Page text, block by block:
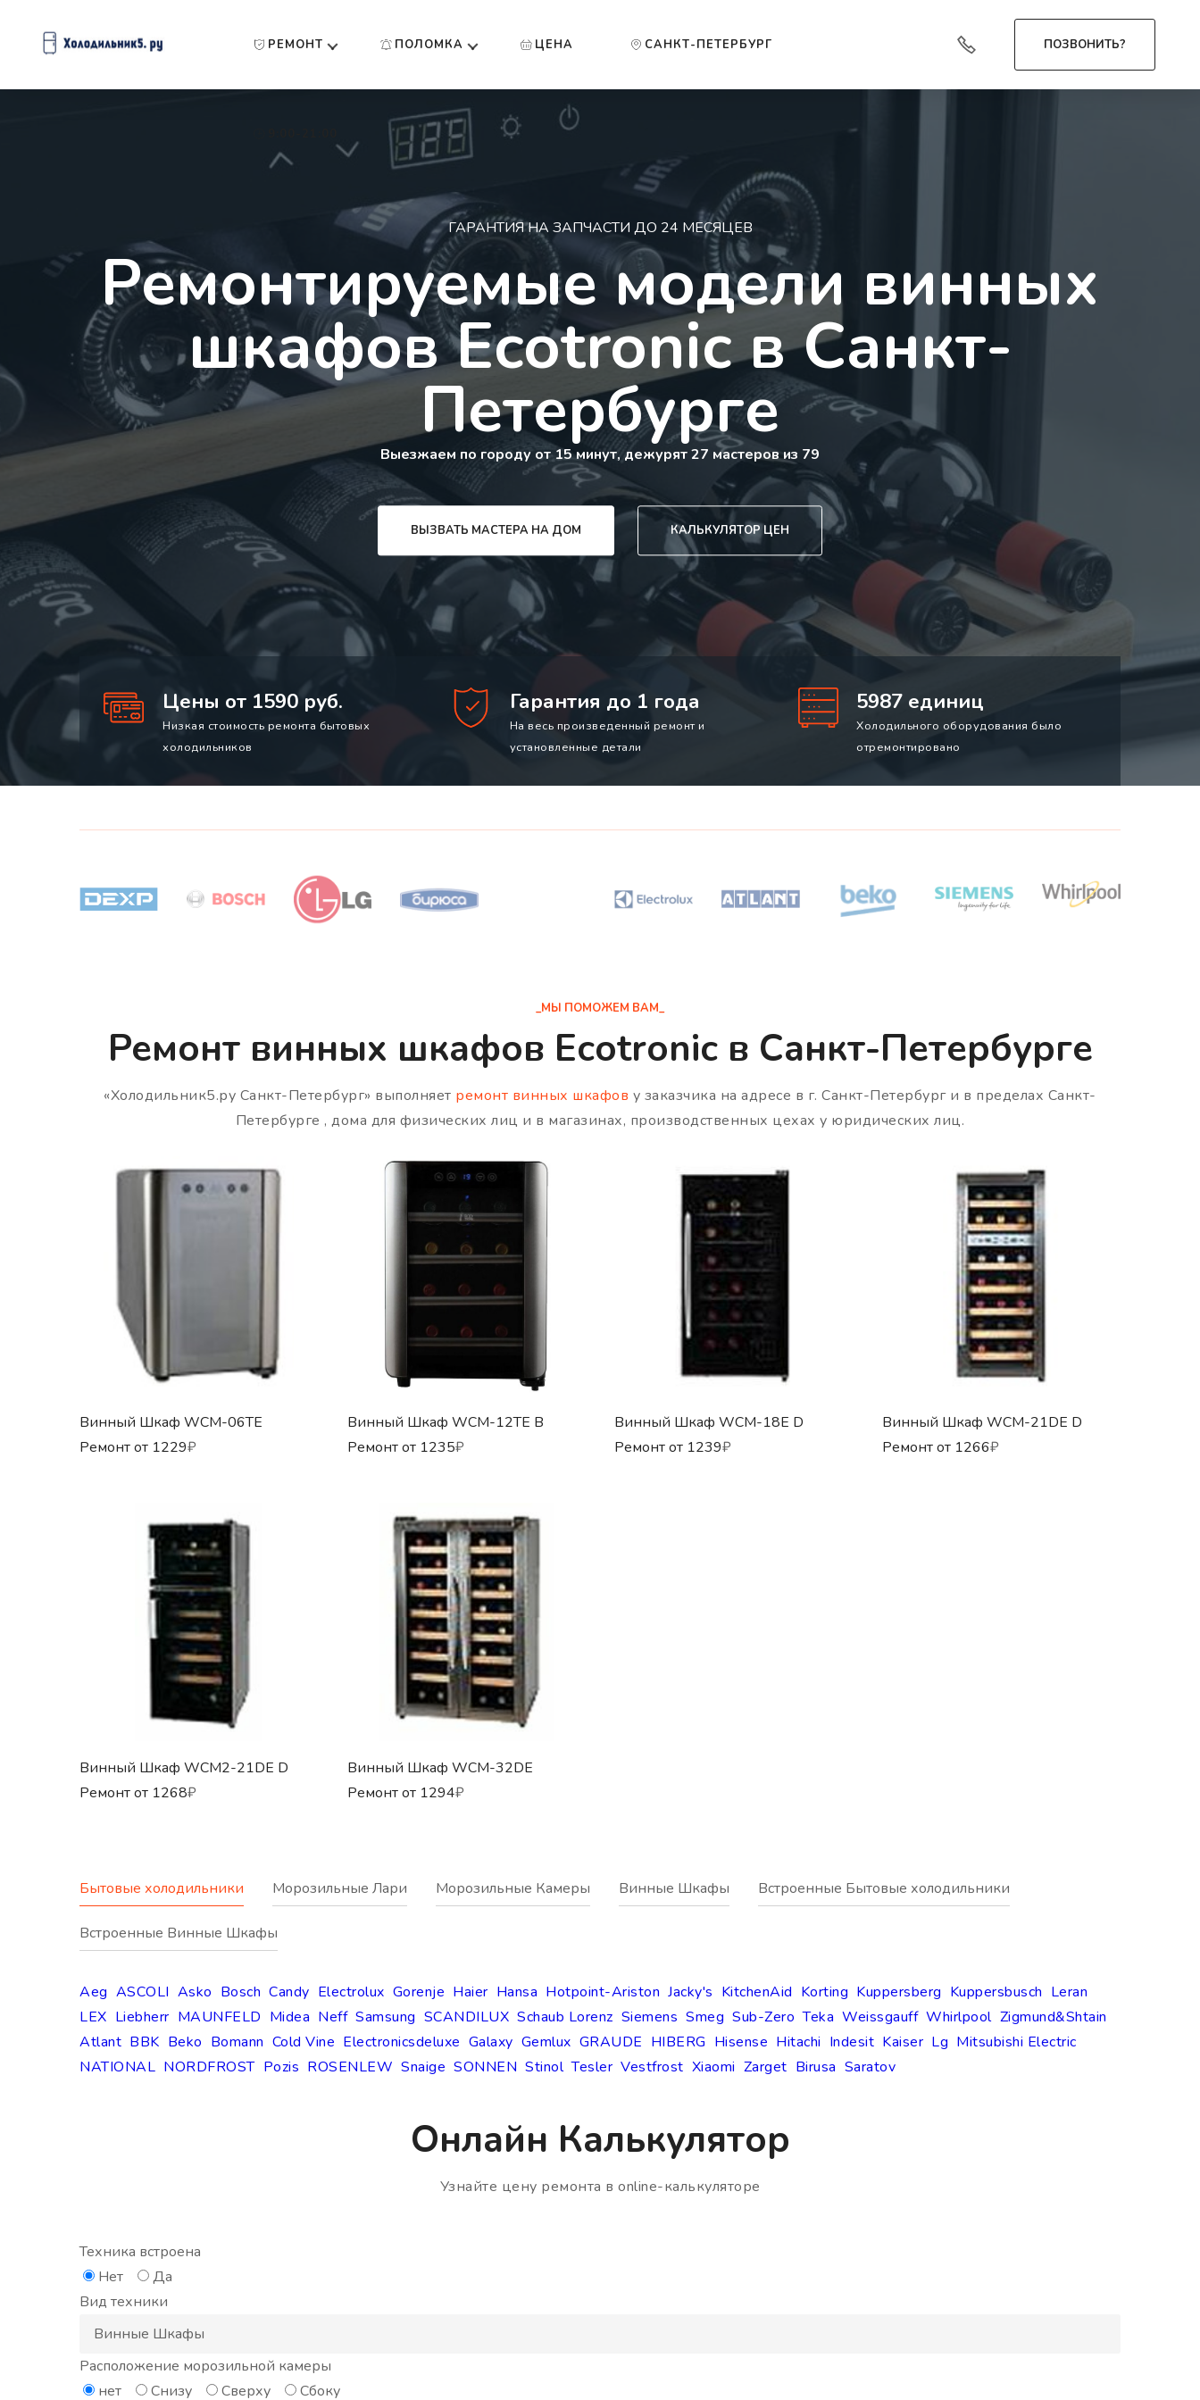
РЕМОНТ ПОЛОМКА ЦЕНА САНКТ-ПЕТЕРБУРГ ПОЗВОНИТЬ?
ГАРАНТИЯ НА ЗАПЧАСТИ ДО 24 МЕСЯЦЕВ
Ремонтируемые модели винных
шкафов Ecotronic в Санкт-
Петербурге
Выезжаем по городу от 15 минут, дежурят 27 мастеров из 79
ВЫЗВАТЬ МАСТЕРА НА ДОМ КАЛЬКУЛЯТОР ЦЕН
Цены от 1590 руб.
Низкая стоимость ремонта бытовых
холодильников
Гарантия до 1 года
На весь произведенный ремонт и
установленные детали
5987 единиц
Холодильного оборудования было
отремонтировано
_МЫ ПОМОЖЕМ ВАМ_
Ремонт винных шкафов Ecotronic в Санкт-Петербурге
«Холодильник5.ру Санкт-Петербург» выполняет ремонт винных шкафов у заказчика на адресе в г. Санкт-Петербург и в пределах Санкт-
Петербурге , дома для физических лиц и в магазинах, производственных цехах у юридических лиц.
Винный Шкаф WCM-06TE
Ремонт от 1229₽
Винный Шкаф WCM-12TE B
Ремонт от1235₽
Винный Шкаф WCM-18E D
Ремонт от 1239₽
Винный Шкаф WCM-21DE D
Ремонт от1266₽
Винный Шкаф WCM2-21DE D
Ремонт от 1268₽
Винный Шкаф WCM-32DE
Ремонт от1294₽
Бытовые холодильники
Aeg ASCOLI Asko Bosch Candy Electrolux Gorenje Haier Hansa Hotpoint-Ariston Jacky's KitchenAid Korting Kuppersberg Kuppersbusch Leran
LEX Liebherr MAUNFELD Midea Neff Samsung SCANDILUX Schaub Lorenz Siemens Smeg Sub-Zero Teka Weissgauff Whirlpool Zigmund&Shtain
Atlant BBK Beko Bomann Cold Vine Electronicsdeluxe Galaxy Gemlux GRAUDE HIBERG Hisense Hitachi Indesit Kaiser Lg Mitsubishi Electric
NATIONAL NORDFROST Pozis ROSENLEW Snaige SONNEN Stinol Tesler Vestfrost Xiaomi Zarget Birusa Saratov
Морозильные Лари Морозильные Камеры Винные Шкафы Встроенные Бытовые холодильники
Встроенные Винные Шкафы
Онлайн Калькулятор
Узнайте цену ремонта в online-калькуляторе
Техника встроена
Нет
Да
Вид техники
Расположение морозильной камеры
нет
Снизу Сверху
Сбоку